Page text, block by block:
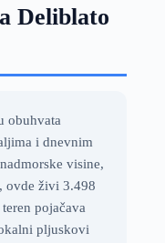
Deliblato
obuhvata
i dnevnim
visine,
ovde živi 3.498
pojačava
pljuskovi